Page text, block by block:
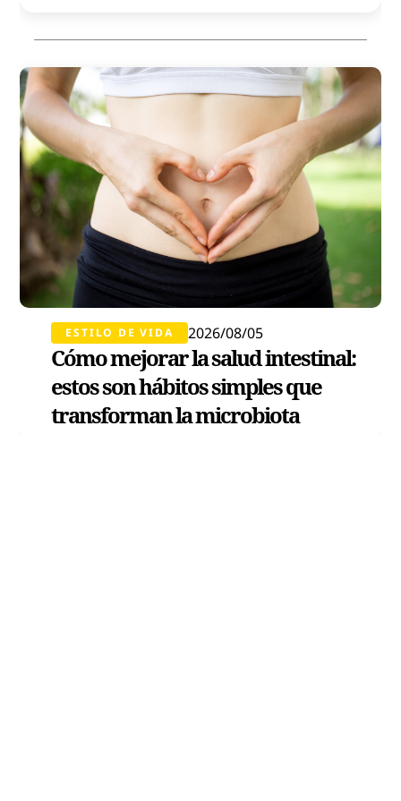
ESTILO DE VIDA 2026/08/05
Cómo mejorar la salud intestinal:
estos son hábitos simples que
transforman la microbiota